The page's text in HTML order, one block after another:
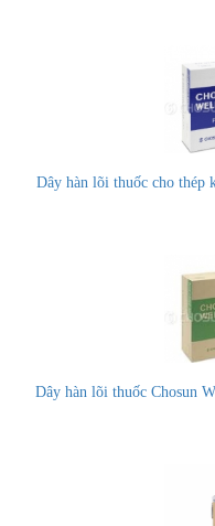
Dây hàn lõi thuốc cho thép
Dây hàn lõi thuốc Chosun